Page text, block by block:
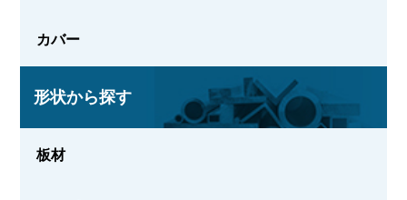
カバー
形状から探す
板材